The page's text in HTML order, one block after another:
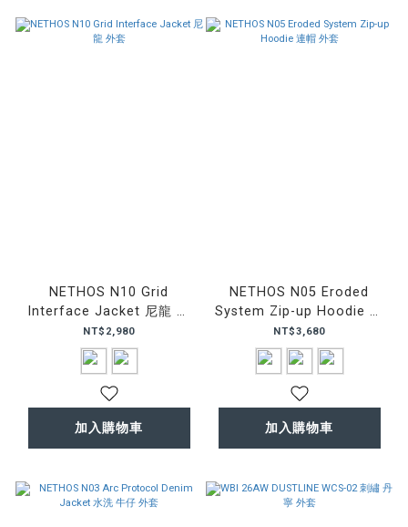
NETHOS N10 Grid
Interface Jacket 尼龍 外
套
NT$2,980
加入購物車
NETHOS N05 Eroded
System Zip-up Hoodie 連
帽 外套
NT$3,680
加入購物車